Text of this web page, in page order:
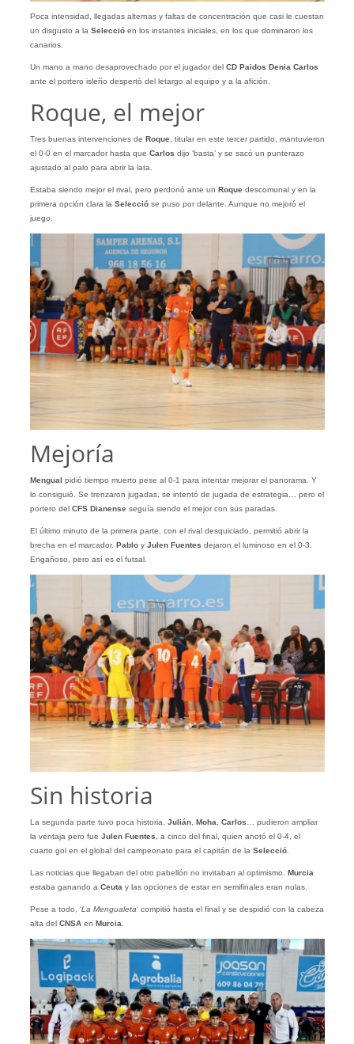
Poca intensidad, llegadas alternas y faltas de concentración que casi le cuestan
un disgusto a la Seleccióen los instantes iniciales, en los que dominaron los
canarios.
Un mano a mano desaprovechado por el jugador del CD Paidos Denia Carlos
ante el portero isleño despertó del letargo al equipo y a la afición.
Roque, el mejor
Tres buenas intervenciones de Roque, titular en este tercer partido, mantuvieron
el 0-0 en el marcador hasta que Carlos dijo ‘basta’ y se sacó un punterazo
ajustado al palo para abrir la lata.
Estaba siendo mejor el rival, pero perdonó ante un Roquedescomunal y en la
primera opción clara la Seleccióse puso por delante. Aunque no mejoró el
juego.
Mejoría
Mengual pidió tiempo muerto pese al 0-1 para intentar mejorar el panorama. Y
lo consiguió. Se trenzaron jugadas, se intentó de jugada de estrategia… pero el
portero delCFS Dianenseseguía siendo el mejor con sus paradas.
El último minuto de la primera parte, con el rival desquiciado, permitió abrir la
brecha en el marcador. Pabloy Julen Fuentes dejaron el luminoso en el 0-3.
Engañoso, pero así es el futsal.
Sin historia
La segunda parte tuvo poca historia. Julián, Moha Carlos … pudieron ampliar
la ventaja pero fue Julen Fuentes , a cinco del final, quien anotó el 0-4, el
cuarto gol en el global del campeonato para el capitán de la Selecció.
Las noticias que llegaban del otro pabellón no invitaban al optimismo. Murcia
estaba ganando a Ceuta y las opciones de estar en semifinales eran nulas.
Pese a todo, ‘La Mengualeta‘ compitió hasta el final y se despidió con la cabeza
alta del CNSAen Murcia